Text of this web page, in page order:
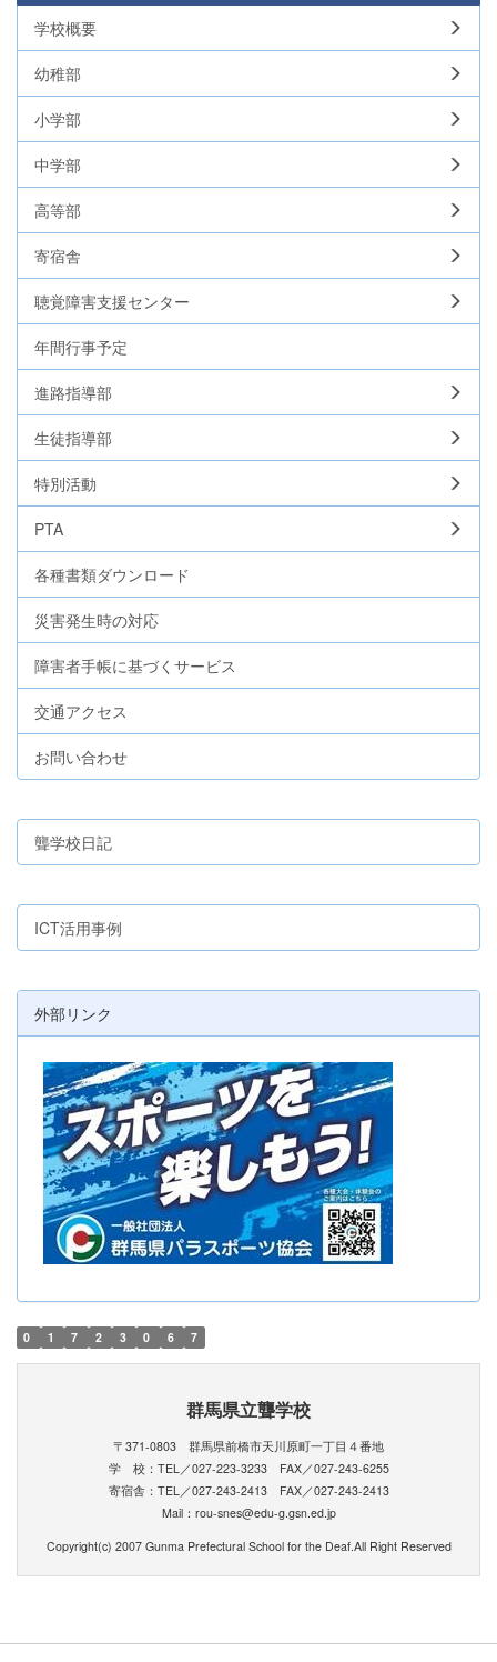
学校概要
幼稚部
小学部
中学部
高等部
寄宿舎
聴覚障害支援センター
年間行事予定
進路指導部
生徒指導部
特別活動
PTA
各種書類ダウンロード
災害発生時の対応
障害者手帳に基づくサービス
交通アクセス
お問い合わせ
聾学校日記
ICT活用事例
外部リンク
0 1 7 2 3 0 6 7
群馬県立聾学校
〒371-0803 群馬県前橋市天川原町一丁目４番地
学 校：TEL／027-223-3233 FAX／027-243-6255
寄宿舎：TEL／027-243-2413 FAX／027-243-2413
Mail：rou-snes@edu-g.gsn.ed.jp
Copyright(c) 2007 Gunma Prefectural School for the Deaf.All Right Reserved